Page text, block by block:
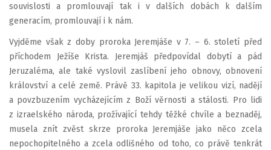
souvislosti a promlouvají tak i v dalších dobách k dalším
generacím, promlouvají i k nám.
Vyjděme však z doby proroka Jeremjáše v 7. – 6. století před
příchodem Ježíše Krista. Jeremjáš předpovídal dobytí a pád
Jeruzaléma, ale také vyslovil zaslíbení jeho obnovy, obnovení
království a celé země. Právě 33. kapitola je velikou vizí, nadějí
a povzbuzením vycházejícím z Boží věrnosti a stálosti. Pro lidi
z izraelského národa, prožívající tehdy těžké chvíle a beznaděj,
musela znít zvěst skrze proroka Jeremjáše jako něco zcela
nepochopitelného a zcela odlišného od toho, co právě tenkrát